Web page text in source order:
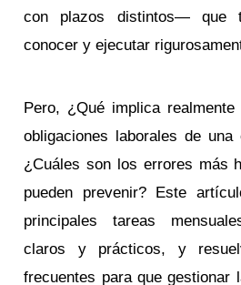
con plazos distintos— que
conocer y ejecutar
Pero, ¿Qué implica
obligaciones laborales de
¿Cuáles son los errores más
pueden prevenir? Este
principales tareas
claros y prácticos, y
frecuentes para que gestionar